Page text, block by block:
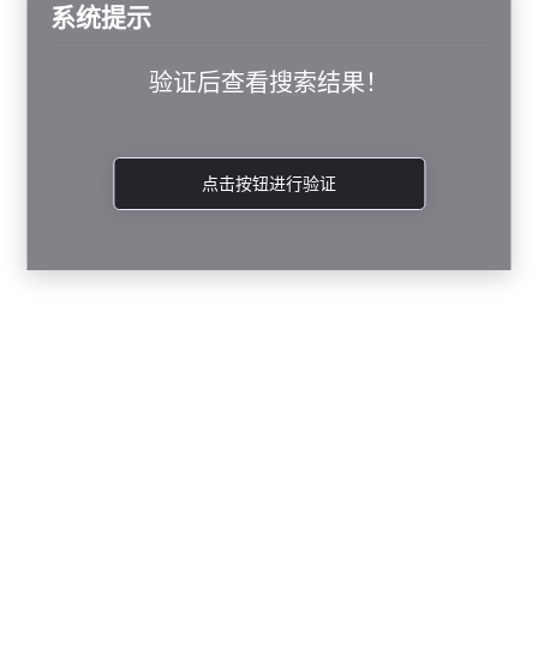
系统提示
验证后查看搜索结果！
点击按钮进行验证